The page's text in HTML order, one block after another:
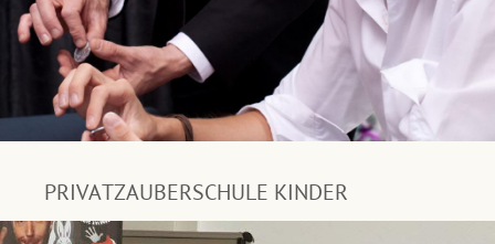
PRIVATZAUBERSCHULE KINDER